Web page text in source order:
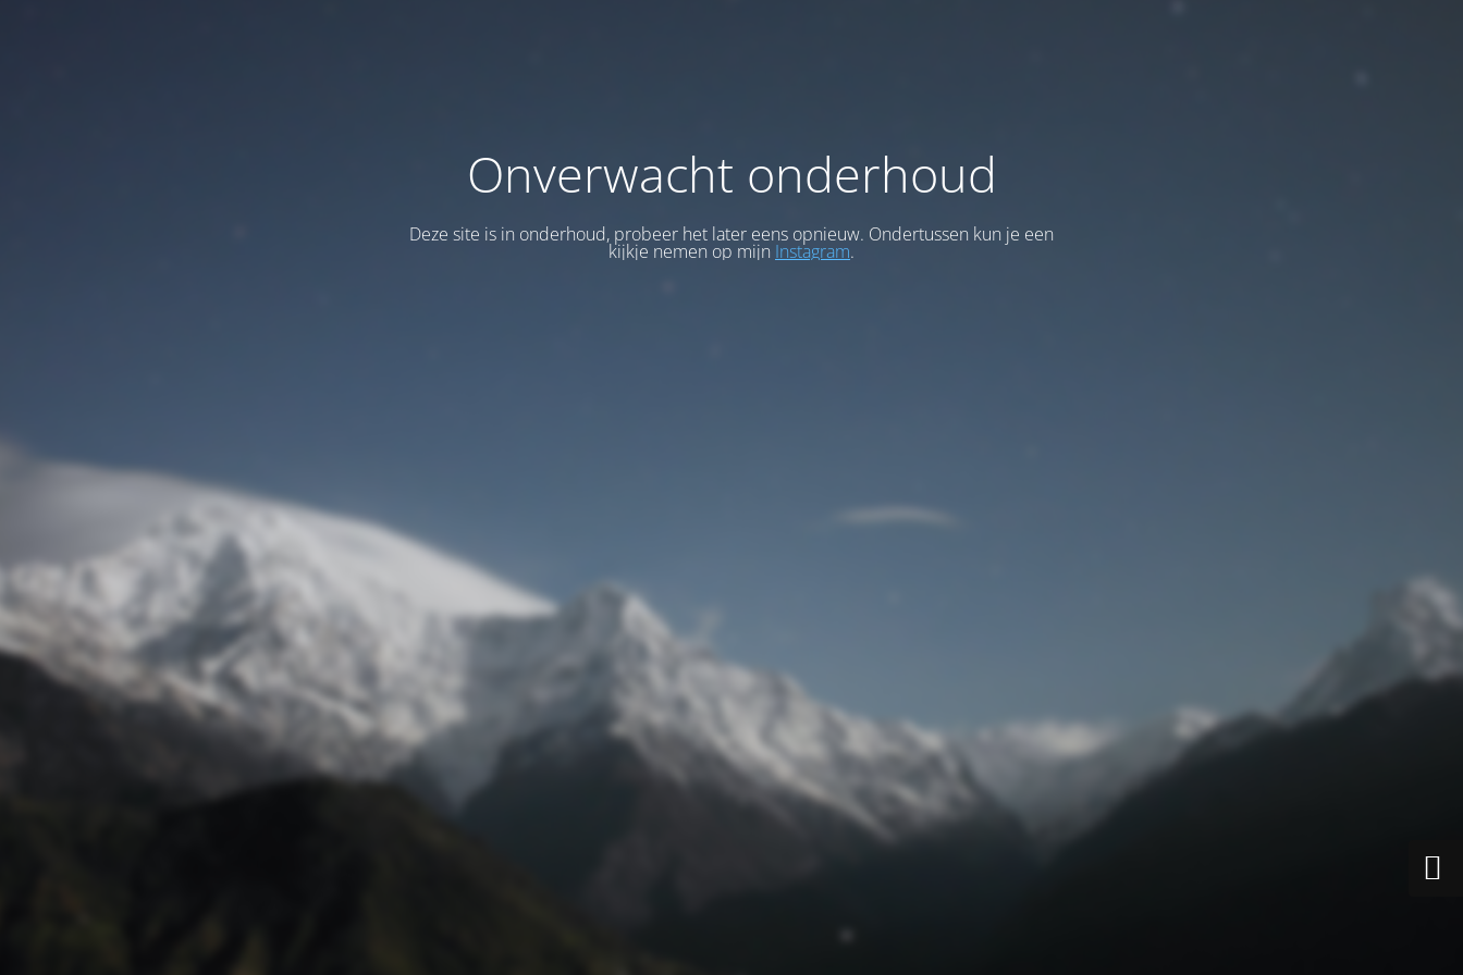
Onverwacht onderhoud
Deze site is in onderhoud, probeer het later eens opnieuw. Ondertussen kun je een
kijkje nemen op mijn Instagram.